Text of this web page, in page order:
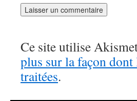
Ce site utilise
plus sur la façon dont
traitées.